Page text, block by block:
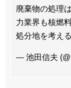
廃棄物の処理
力業界も核燃
処分地を考え
— 池田信夫